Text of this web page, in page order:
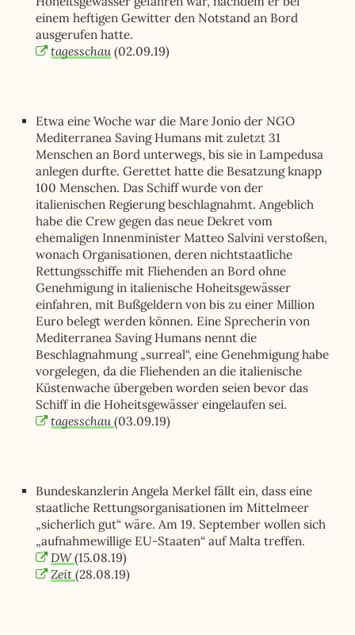
einem heftigen Gewitter den Notstand an Bord
ausgerufen hatte.
tagesschau (02.09.19)
Etwa eine Woche war die Mare Jonio der NGO
Mediterranea Saving Humans mit zuletzt 31
Menschen an Bord unterwegs, bis sie in Lampedusa
anlegen durfte. Gerettet hatte die Besatzung knapp
100 Menschen. Das Schiff wurde von der
italienischen Regierung beschlagnahmt. Angeblich
habe die Crew gegen das neue Dekret vom
ehemaligen Innenminister Matteo Salvini verstoßen,
wonach Organisationen, deren nichtstaatliche
Rettungsschiffe mit Fliehenden an Bord ohne
Genehmigung in italienische Hoheitsgewässer
einfahren, mit Bußgeldern von bis zu einer Million
Euro belegt werden können. Eine Sprecherin von
Mediterranea Saving Humans nennt die
Beschlagnahmung „surreal“, eine Genehmigung habe
vorgelegen, da die Fliehenden an die italienische
Küstenwache übergeben worden seien bevor das
Schiff in die Hoheitsgewässer eingelaufen sei.
tagesschau(03.09.19)
Bundeskanzlerin Angela Merkel fällt ein, dass eine
staatliche Rettungsorganisationen im Mittelmeer
„sicherlich gut“ wäre. Am 19. September wollen sich
„aufnahmewillige EU-Staaten“ auf Malta treffen.
DW(15.08.19)
Zeit(28.08.19)